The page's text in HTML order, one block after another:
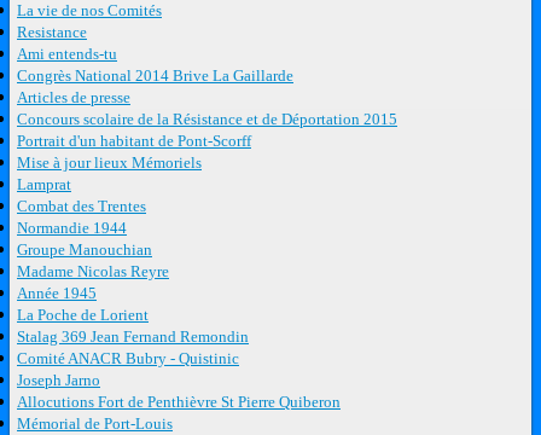
La vie de nos Comités
Resistance
Ami entends-tu
Congrès National 2014 Brive La Gaillarde
Articles de presse
Concours scolaire de la Résistance et de Déportation 2015
Portrait d'un habitant de Pont-Scorff
Mise à jour lieux Mémoriels
Lamprat
Combat des Trentes
Normandie 1944
Groupe Manouchian
Madame Nicolas Reyre
Année 1945
La Poche de Lorient
Stalag 369 Jean Fernand Remondin
Comité ANACR Bubry - Quistinic
Joseph Jarno
Allocutions Fort de Penthièvre St Pierre Quiberon
Mémorial de Port-Louis